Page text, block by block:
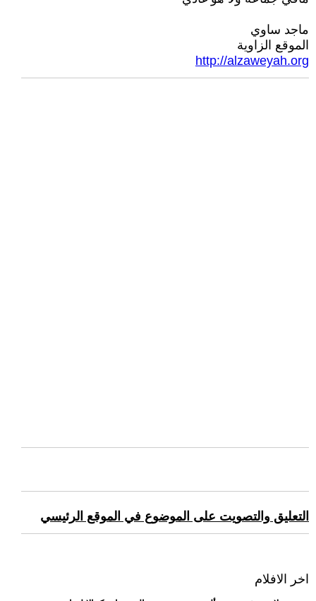
ماجد ساوي
الموقع الزاوية
http://alzaweyah.org
التعليق والتصويت على الموضوع في الموقع الرئيسي
اخر الافلام